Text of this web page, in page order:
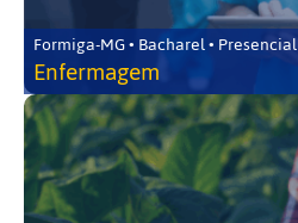
Formiga-MG • Bacharel • Presencial
Enfermagem